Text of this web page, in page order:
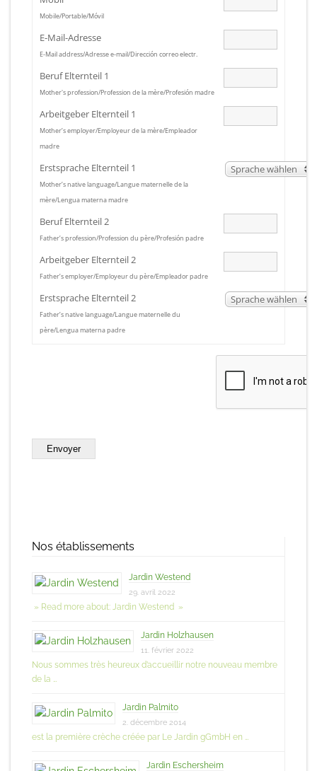
Mobile/Portable/Móvil
E-Mail-Adresse
E-Mail address/Adresse e-mail/Dirección correo electr.
Beruf Elternteil 1
Mother's profession/Profession de la mère/Profesión madre
Arbeitgeber Elternteil 1
Mother’s employer/Employeur de la mère/Empleador
madre
Erstsprache Elternteil 1
Mother’s native language/Langue maternelle de la
mère/Lengua materna madre
Sprache wählen
Beruf Elternteil 2
Father’s profession/Profession du père/Profesión padre
Arbeitgeber Elternteil 2
Father’s employer/Employeur du père/Empleador padre
Erstsprache Elternteil 2
Father’s native language/Langue maternelle du
père/Lengua materna padre
Sprache wählen
Envoyer
Nos établissements
Jardin Westend
29. avril 2022
» Read more about: Jardin Westend »
Jardin Holzhausen
11. février 2022
Nous sommes très heureux d’accueillir notre nouveau membre
de la …
Jardin Palmito
2. décembre 2014
est la première crèche créée par Le Jardin gGmbH en …
Jardin Eschersheim